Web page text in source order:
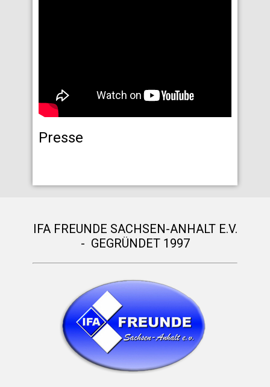
Presse
IFA FREUNDE SACHSEN-ANHALT E.V.
- GEGRÜNDET 1997